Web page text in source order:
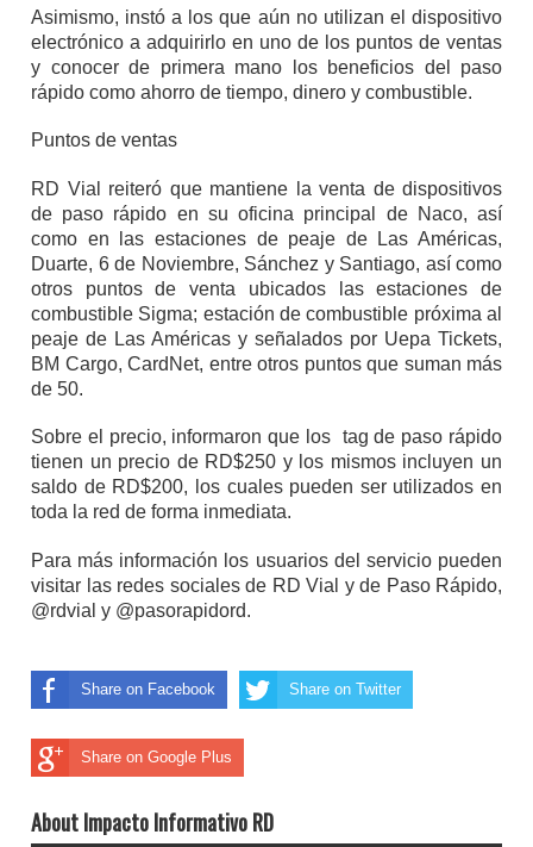
Asimismo, instó a los que aún no utilizan el dispositivo
electrónico a adquirirlo en uno de los puntos de ventas
y conocer de primera mano los beneficios del paso
rápido como ahorro de tiempo, dinero y combustible.
Puntos de ventas
RD Vial reiteró que mantiene la venta de dispositivos
de paso rápido en su oficina principal de Naco, así
como en las estaciones de peaje de Las Américas,
Duarte, 6 de Noviembre, Sánchez y Santiago, así como
otros puntos de venta ubicados las estaciones de
combustible Sigma; estación de combustible próxima al
peaje de Las Américas y señalados por Uepa Tickets,
BM Cargo, CardNet, entre otros puntos que suman más
de 50.
Sobre el precio, informaron que los tag de paso rápido
tienen un precio de RD$250 y los mismos incluyen un
saldo de RD$200, los cuales pueden ser utilizados en
toda la red de forma inmediata.
Para más información los usuarios del servicio pueden
visitar las redes sociales de RD Vial y de Paso Rápido,
@rdvial y @pasorapidord.
Share on Facebook Share on Twitter
Share on Google Plus
About Impacto Informativo RD